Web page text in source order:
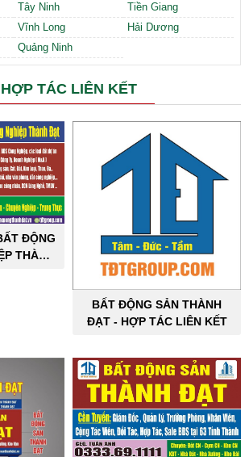
Tây Ninh
Tiền Giang
Vĩnh Long
Hải Dương
Quảng Ninh
HỢP TÁC LIÊN KẾT
ĐỘNG
THÀNH
BẤT ĐỘNG SẢN THÀNH
ĐẠT - HỢP TÁC LIÊN KẾT